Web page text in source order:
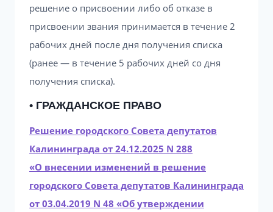
решение о присвоении либо об отказе в
присвоении звания принимается в течение 2
рабочих дней после дня получения списка
(ранее — в течение 5 рабочих дней со дня
получения списка).
• ГРАЖДАНСКОЕ ПРАВО
Решение городского Совета депутатов
Калининграда от 24.12.2025 N 288
«О внесении изменений в решение
городского Совета депутатов Калининграда
от 03.04.2019 N 48 «Об утверждении